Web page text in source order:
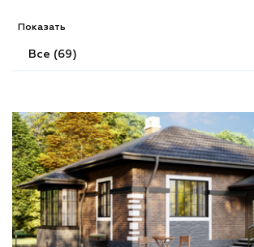
Показать
Все (69)